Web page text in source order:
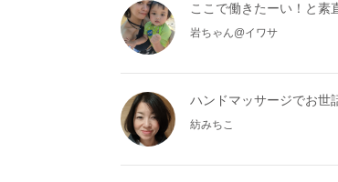
ここで働きたーい！と素
岩ちゃん@イワサ
ハンドマッサージでお世
紡みちこ